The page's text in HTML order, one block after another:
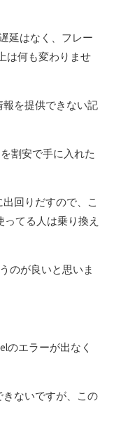
延はなく、フレー
は何も変わりませ
を提供できない記
割安で手に入れた
回りだすので、こ
ってる人は乗り換え
のが良いと思いま
のエラーが出なく
ないですが、この